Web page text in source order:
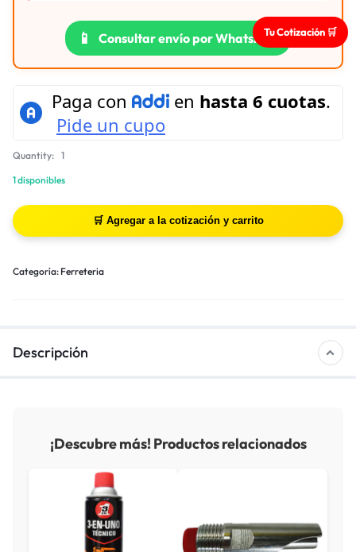
📱 Consultar envío por WhatsApp
Quantity: 1
1 disponibles
Categoría: Ferreteria
Descripción
¡Descubre más! Productos relacionados
Tu Cotización 🛒